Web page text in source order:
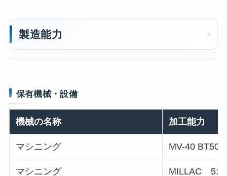
製造能力
保有機械・設備
機械の名称 加工能力
マシニング MV-40 BT50
マシニング MILLAC